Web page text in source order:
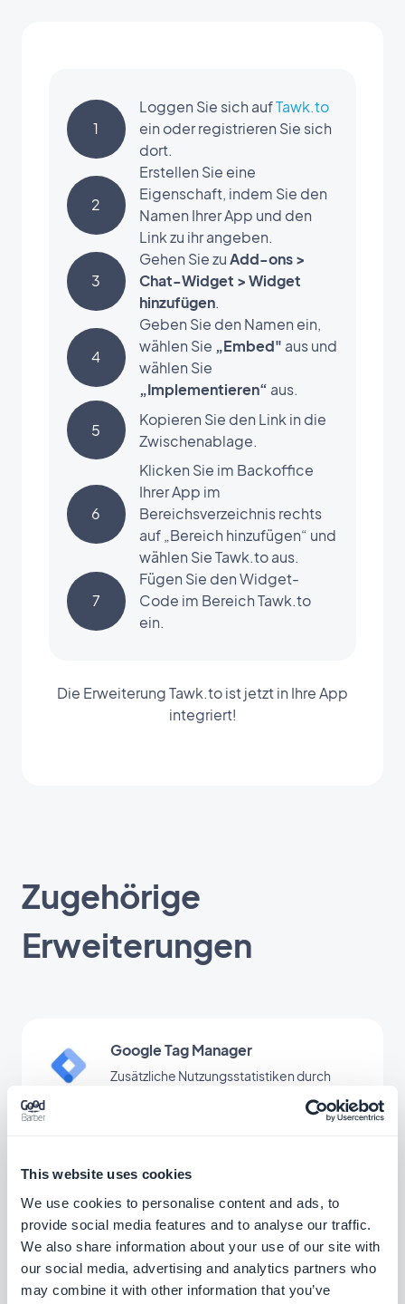
This website uses cookies
We use cookies to personalise content and ads, to
provide social media features and to analyse our traffic.
We also share information about your use of our site with
our social media, advertising and analytics partners who
may combine it with other information that you’ve
1
Loggen Sie sich aufTawk.to
ein oder registrieren Sie sich
dort.
2
Erstellen Sie eine
Eigenschaft, indem Sie den
Namen Ihrer App und den
Link zu ihr angeben.
3
Gehen Sie zuAdd-ons >
Chat-Widget > Widget
hinzufügen.
4
Geben Sie den Namen ein,
wählen Sie „Embed" aus und
wählen Sie
„Implementieren“ aus.
5
Kopieren Sie den Link in die
Zwischenablage.
6
Klicken Sie im Backoffice
Ihrer App im
Bereichsverzeichnis rechts
auf „Bereich hinzufügen“ und
wählen Sie Tawk.to aus.
7
Fügen Sie den Widget-
Code im Bereich Tawk.to
ein.
Die Erweiterung Tawk.to ist jetzt in Ihre App
integriert!
Zugehörige
Erweiterungen
Google Tag Manager
Zusätzliche Nutzungsstatistiken durch
YouTube
Mit der YouTube-Integration von
GoodBarber veröffentlichen Sie die
Inhalte Ihres YouTube-Kanals automatisch
auch in Ihrer App.
Kostenlos